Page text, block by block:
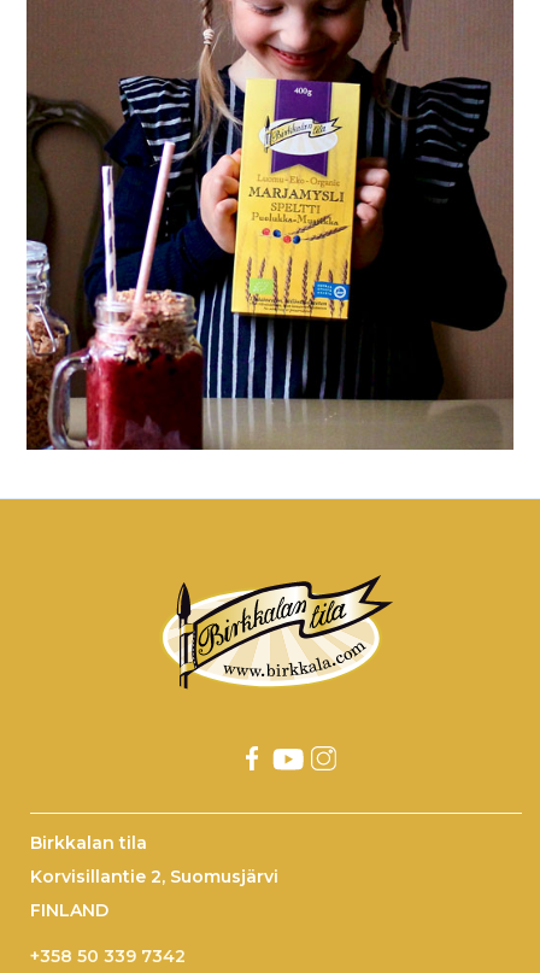
Birkkalan tila
Korvisillantie 2, Suomusjärvi
FINLAND
+358 50 339 7342